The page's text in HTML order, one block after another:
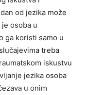
od jezika može
osoba u
ga koristi samo u
treba
iskustvu
jezika osoba
u onim